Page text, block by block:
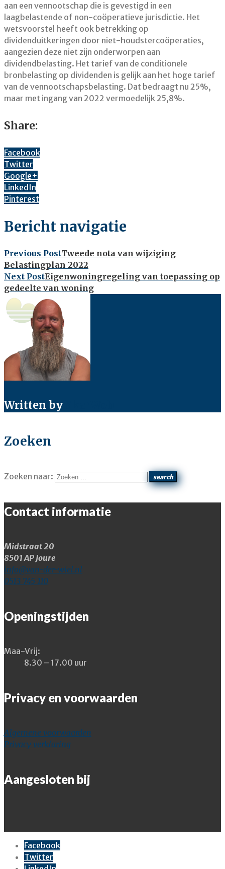
aan een vennootschap die is gevestigd in een
laagbelastende of non-coöperatieve jurisdictie. Het
wetsvoorstel heeft ook betrekking op
dividenduitkeringen door niet-houdstercoöperaties,
aangezien deze niet zijn onderworpen aan
dividendbelasting. Het tarief van de conditionele
bronbelasting op dividenden is gelijk aan het hoge tarief
van de vennootschapsbelasting. Dat bedraagt nu 25%,
maar met ingang van 2022 vermoedelijk 25,8%.
Share:
Facebook
Twitter
Google+
LinkedIn
Pinterest
Bericht navigatie
Previous PostTweede nota van wijziging
Belastingplan 2022
Next PostEigenwoningregeling van toepassing op
gedeelte van woning
Written by
Zoeken
Zoeken naar: search
Contact informatie
Midstraat 20
8501 AP Joure
info@van-der-wiel.nl
0513 745 110
Openingstijden
Maa-Vrij:
8.30 – 17.00 uur
Privacy en voorwaarden
Algemene voorwaarden
Privacy verklaring
Aangesloten bij
Facebook
Twitter